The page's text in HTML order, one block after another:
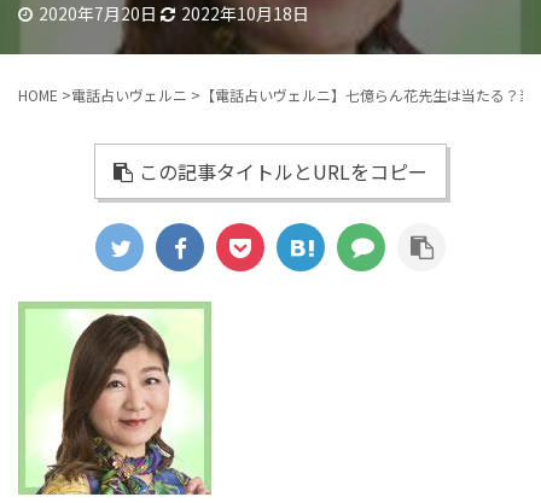
2020年7月20日 2022年10月18日
HOME >電話占いヴェルニ > 【電話占いヴェルニ】七億らん花先生は当たる？
この記事タイトルとURLをコピー